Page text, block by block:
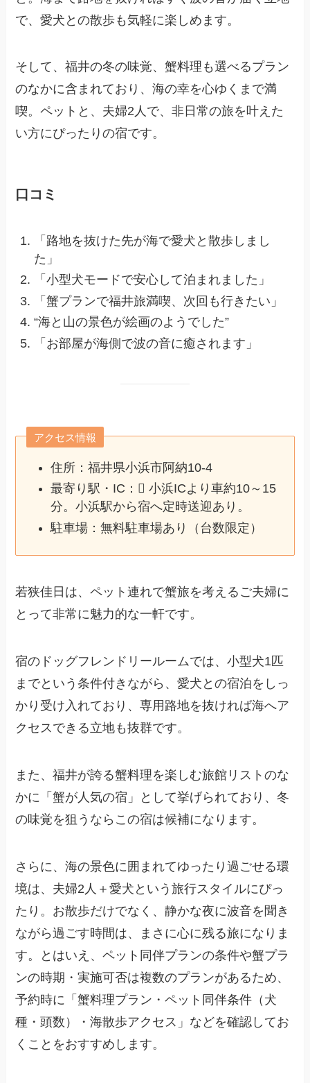
で、愛犬との散歩も気軽に楽しめます。
そして、福井の冬の味覚、蟹料理も選べるプラン
のなかに含まれており、海の幸を心ゆくまで満
喫。ペットと、夫婦2人で、非日常の旅を叶えた
い方にぴったりの宿です。
口コミ
「路地を抜けた先が海で愛犬と散歩しまし
た」
「小型犬モードで安心して泊まれました」
「蟹プランで福井旅満喫、次回も行きたい」
“海と山の景色が絵画のようでした”
「お部屋が海側で波の音に癒されます」
アクセス情報
住所：福井県小浜市阿納10‑4
最寄り駅・IC： 小浜ICより車約10～15
分。小浜駅から宿へ定時送迎あり。
駐車場：無料駐車場あり（台数限定）
若狭佳日は、ペット連れで蟹旅を考えるご夫婦に
とって非常に魅力的な一軒です。
宿のドッグフレンドリールームでは、小型犬1匹
までという条件付きながら、愛犬との宿泊をしっ
かり受け入れており、専用路地を抜ければ海へア
クセスできる立地も抜群です。
また、福井が誇る蟹料理を楽しむ旅館リストのな
かに「蟹が人気の宿」として挙げられており、冬
の味覚を狙うならこの宿は候補になります。
さらに、海の景色に囲まれてゆったり過ごせる環
境は、夫婦2人＋愛犬という旅行スタイルにぴっ
たり。お散歩だけでなく、静かな夜に波音を聞き
ながら過ごす時間は、まさに心に残る旅になりま
す。とはいえ、ペット同伴プランの条件や蟹プラ
ンの時期・実施可否は複数のプランがあるため、
予約時に「蟹料理プラン・ペット同伴条件（犬
種・頭数）・海散歩アクセス」などを確認してお
くことをおすすめします。